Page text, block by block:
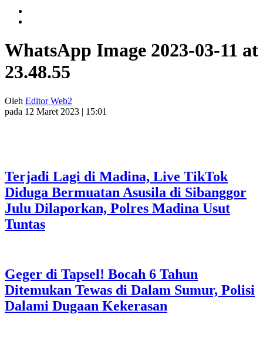
WhatsApp Image 2023-03-11 at
23.48.55
Oleh Editor Web2
pada 12 Maret 2023 | 15:01
Terjadi Lagi di Madina, Live TikTok
Diduga Bermuatan Asusila di Sibanggor
Julu Dilaporkan, Polres Madina Usut
Tuntas
Geger di Tapsel! Bocah 6 Tahun
Ditemukan Tewas di Dalam Sumur, Polisi
Dalami Dugaan Kekerasan